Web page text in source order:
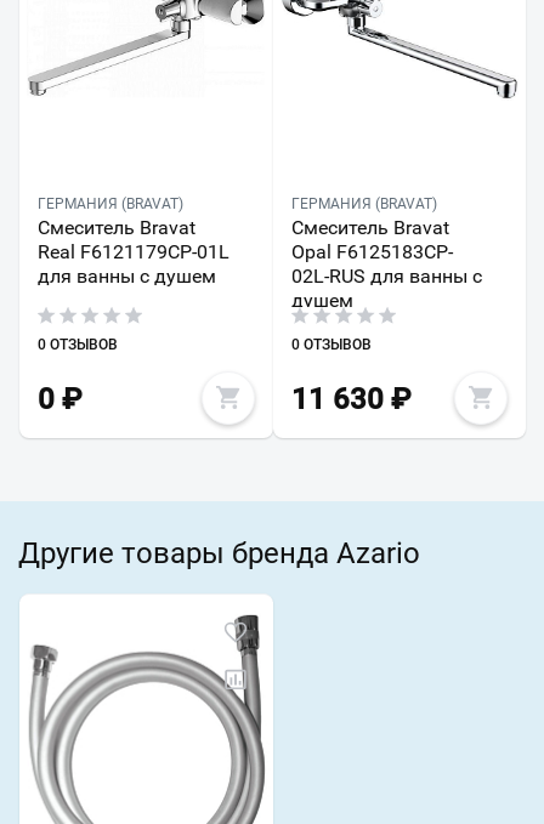
ГЕРМАНИЯ (BRAVAT)
Смеситель Bravat
Real F6121179CP-01L
для ванны с душем
0 ОТЗЫВОВ
0 ₽
ГЕРМАНИЯ (BRAVAT)
Смеситель Bravat
Opal F6125183CP-
02L-RUS для ванны с
душем
0 ОТЗЫВОВ
11 630₽
Другие товары бренда Azario